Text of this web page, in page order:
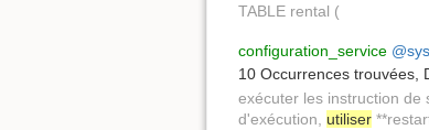
TABLE rental (
configuration_service
10 Occurrences trouvées,
exécuter les instruction de
d'exécution, utiliser